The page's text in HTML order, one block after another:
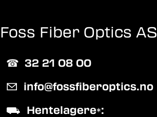
Foss Fiber Optics AS
☎︎ 32 21 08 00
✉ info@fossfiberoptics.no
⛟ Hentelagere*: